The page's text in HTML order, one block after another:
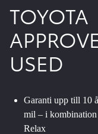
TOYOTA
USED
Garanti upp till 10
mil – i kombination
Relax